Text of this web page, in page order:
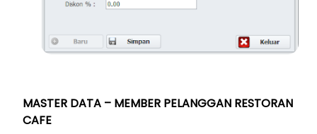
MASTER DATA – MEMBER PELANGGAN RESTORAN
CAFE